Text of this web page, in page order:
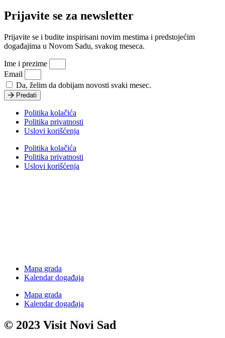
Prijavite se za newsletter
Prijavite se i budite inspirisani novim mestima i predstojećim
događajima u Novom Sadu, svakog meseca.
Ime i prezime
Email
Da, želim da dobijam novosti svaki mesec.
Predati
Politika kolačića
Politika privatnosti
Uslovi korišćenja
Politika kolačića
Politika privatnosti
Uslovi korišćenja
Mapa grada
Kalendar događaja
Mapa grada
Kalendar događaja
© 2023 Visit Novi Sad